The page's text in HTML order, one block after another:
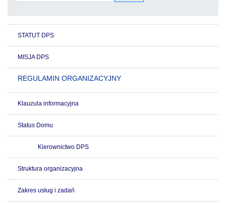
STATUT DPS
MISJA DPS
REGULAMIN ORGANIZACYJNY
Klauzula informacyjna
Status Domu
Kierownictwo DPS
Struktura organizacyjna
Zakres usług i zadań